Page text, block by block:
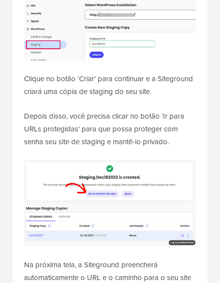
Clique no botão ‘Criar’ para continuar e a Siteground
criará uma cópia de staging do seu site.
Depois disso, você precisa clicar no botão ‘Ir para
URLs protegidas’ para que possa proteger com
senha seu site de staging e mantê-lo privado.
Na próxima tela, a Siteground preencherá
automaticamente o URL e o caminho para o seu site